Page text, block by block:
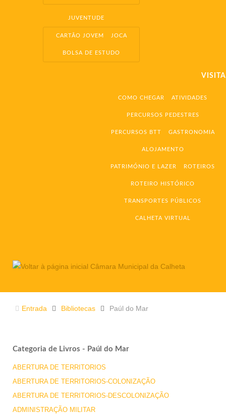
JUVENTUDE
CARTÃO JOVEM JOCA
BOLSA DE ESTUDO
COMO CHEGAR ATIVIDADES
PERCURSOS PEDESTRES
PERCURSOS BTT GASTRONOMIA
ALOJAMENTO
PATRIMÓNIO E LAZER ROTEIROS
ROTEIRO HISTÓRICO
TRANSPORTES PÚBLICOS
CALHETA VIRTUAL
Entrada Bibliotecas Paúl do Mar
Categoria de Livros - Paúl do Mar
ABERTURA DE TERRITORIOS
ABERTURA DE TERRITORIOS-COLONIZAÇÃO
ABERTURA DE TERRITORIOS-DESCOLONIZAÇÃO
ADMINISTRAÇÃO MILITAR